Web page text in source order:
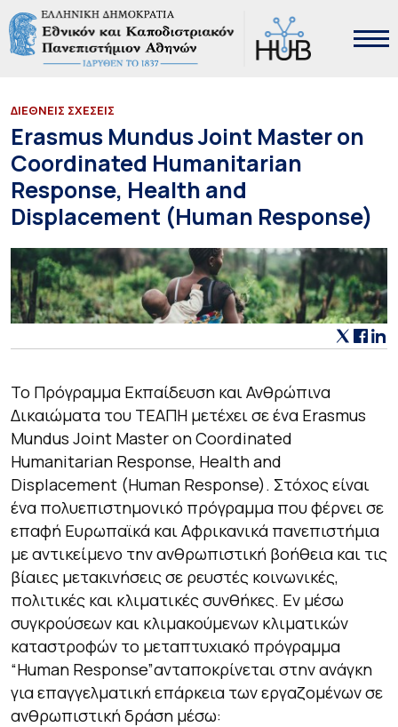
ΔΙΕΘΝΕΙΣ ΣΧΕΣΕΙΣ
Erasmus Mundus Joint Master on
Coordinated Humanitarian
Response, Health and
Displacement (Human Response)
Το Πρόγραμμα Εκπαίδευση και Ανθρώπινα
Δικαιώματα του ΤΕΑΠΗ μετέχει σε ένα Erasmus
Mundus Joint Master on Coordinated
Humanitarian Response, Health and
Displacement (Human Response). Στόχος είναι
ένα πολυεπιστημονικό πρόγραμμα που φέρνει σε
επαφή Ευρωπαϊκά και Αφρικανικά πανεπιστήμια
με αντικείμενο την ανθρωπιστική βοήθεια και τις
βίαιες μετακινήσεις σε ρευστές κοινωνικές,
πολιτικές και κλιματικές συνθήκες. Εν μέσω
συγκρούσεων και κλιμακούμενων κλιματικών
καταστροφών το μεταπτυχιακό πρόγραμμα
“Human Response”ανταποκρίνεται στην ανάγκη
για επαγγελματική επάρκεια των εργαζομένων σε
ανθρωπιστική δράση μέσω: